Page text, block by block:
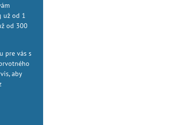
už od 1
od 300
pre vás s
aby